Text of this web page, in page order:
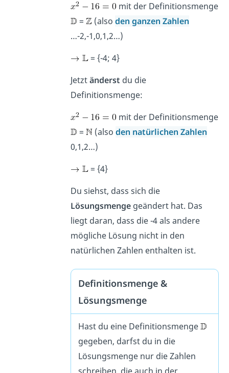
mit der Definitionsmenge
=
(alsoden ganzen Zahlen
…-2,-1,0,1,2…)
= {-4; 4}
Jetztänderst du die
Definitionsmenge:
mit der Definitionsmenge
=
(alsoden natürlichen Zahlen
0,1,2…)
= {4}
Du siehst, dass sich die
Lösungsmenge geändert hat. Das
liegt daran, dass die -4 als andere
mögliche Lösung nicht in den
natürlichen Zahlen enthalten ist.
Definitionsmenge &
Lösungsmenge
Hast du eine Definitionsmenge
gegeben, darfst du in die
Lösungsmenge nur die Zahlen